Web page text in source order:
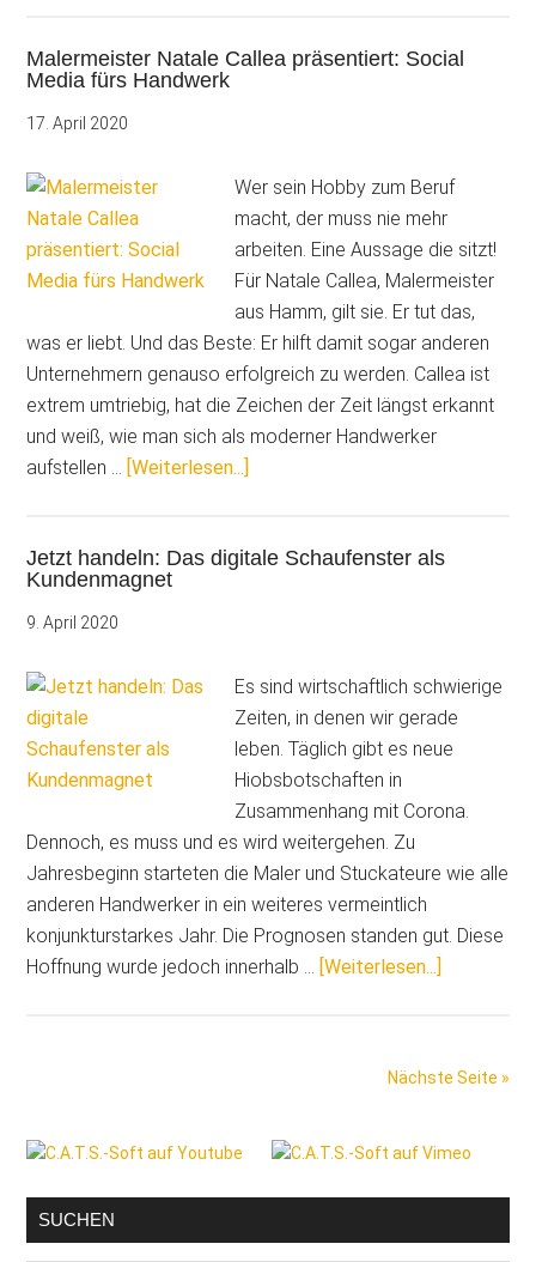
erfolgreiche
Malermeister Natale Callea präsentiert: Social
Media fürs Handwerk
17. April 2020
Wer sein Hobby zum Beruf
macht, der muss nie mehr
arbeiten. Eine Aussage die sitzt!
Für Natale Callea, Malermeister
aus Hamm, gilt sie. Er tut das,
was er liebt. Und das Beste: Er hilft damit sogar anderen
Unternehmern genauso erfolgreich zu werden. Callea ist
extrem umtriebig, hat die Zeichen der Zeit längst erkannt
und weiß, wie man sich als moderner Handwerker
aufstellen … [Weiterlesen...]
präsentiert:
Handwerk
Jetzt handeln: Das digitale Schaufenster als
Kundenmagnet
9. April 2020
Es sind wirtschaftlich schwierige
Zeiten, in denen wir gerade
leben. Täglich gibt es neue
Hiobsbotschaften in
Zusammenhang mit Corona.
Dennoch, es muss und es wird weitergehen. Zu
Jahresbeginn starteten die Maler und Stuckateure wie alle
anderen Handwerker in ein weiteres vermeintlich
konjunkturstarkes Jahr. Die Prognosen standen gut. Diese
Hoffnung wurde jedoch innerhalb … [Weiterlesen...]
Nächste Seite »
Seitenspalte
SUCHEN